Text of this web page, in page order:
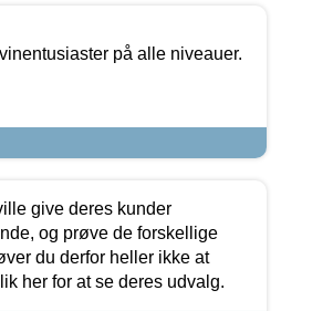
på alle niveauer.
give deres kunder
og prøve de forskellige
du derfor heller ikke at
her for at se deres udvalg.